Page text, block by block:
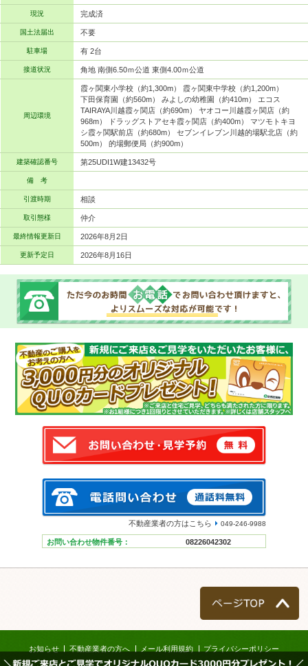
現況 完成済
国土法届出 不要
駐車場 有 2台
接道状況 角地 南側6.50ｍ公道 東側4.00ｍ公道
周辺環境
霞ヶ関東小学校（約1,300m） 霞ヶ関東中学校（約1,200m）
下田保育園（約560m） みよしの幼稚園（約410m） エコス
TAIRAYA川越霞ヶ関店（約690m） ヤオコー川越霞ヶ関店（約
968m） ドラッグストアセキ霞ヶ関店（約400m） マツモトキヨ
シ霞ヶ関駅前店（約680m） セブンイレブン川越的場駅北店（約
500m） 的場郵便局（約900m）
建築確認番号 第25UDI1W建13432号
備 考
引渡時期 相談
取引態様 仲介
最終情報更新日 2026年8月2日
更新予定日 2026年8月16日
不動産業者の方はこちら 049-246-9988
お問い合わせ物件番号： 08226042302
お知らせ 不動産業者の方へ メール利用規約 プライバシーポリシー